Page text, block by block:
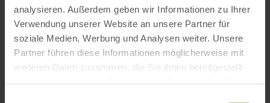
analysieren. Außerdem geben wir Informationen zu Ihrer
Verwendung unserer Website an unsere Partner für
soziale Medien, Werbung und Analysen weiter. Unsere
Partner führen diese Informationen möglicherweise mit
weiteren Daten zusammen, die Sie ihnen bereitgestellt
Categorieën
Impressies